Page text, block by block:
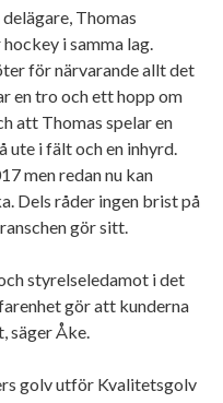
Thomas
i samma lag.
för närvarande allt det
en tro och ett hopp om
att Thomas spelar en
ute i fält och en inhyrd.
men redan nu kan
Dels råder ingen brist på
gör sitt.
styrelseledamot i det
gör att kunderna
säger Åke.
golv utför Kvalitetsgolv